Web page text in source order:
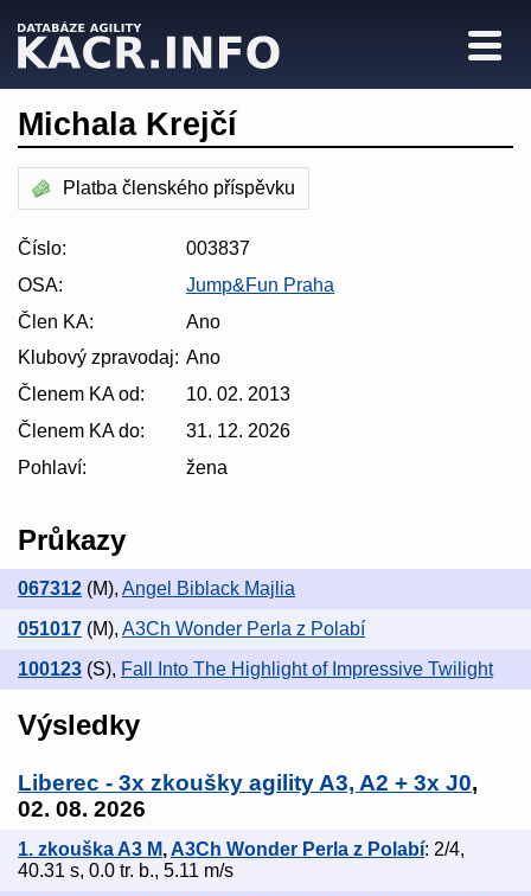
Michala Krejčí
Platba členského příspěvku
Číslo:
003837
OSA:
Jump&Fun Praha
Člen KA:
Ano
Klubový zpravodaj: Ano
Členem KA od:
10. 02. 2013
Členem KA do:
31. 12. 2026
Pohlaví:
žena
Průkazy
067312 (M), Angel Biblack Majlia
051017 (M), A3Ch Wonder Perla z Polabí
100123 (S), Fall Into The Highlight of Impressive Twilight
Výsledky
Liberec - 3x zkoušky agility A3, A2 + 3x J0,
02. 08. 2026
1. zkouška A3 M,A3Ch Wonder Perla z Polabí: 2/4,
40.31 s, 0.0 tr. b., 5.11 m/s